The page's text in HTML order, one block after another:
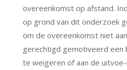
overeenkomst op afstand.
op grond van dit onderzoek
om de overeenkomst niet
gerechtigd gemotiveerd een
te weigeren of aan de